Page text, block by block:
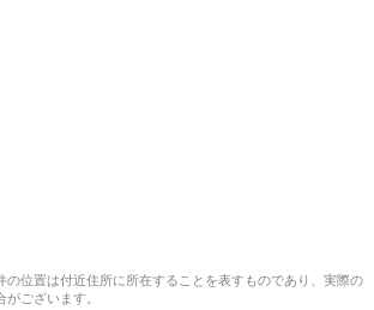
位置は付近住所に所在することを表すものであり、実際の
ございます。